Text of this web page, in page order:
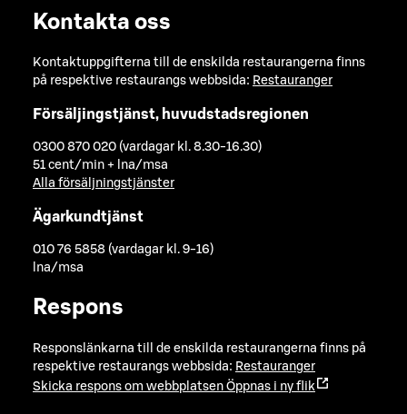
Kontakta oss
Kontaktuppgifterna till de enskilda restaurangerna finns
på respektive restaurangs webbsida: Restauranger
Försäljingstjänst, huvudstadsregionen
0300 870 020 (vardagar kl. 8.30-16.30)
51 cent/min + lna/msa
Alla försäljningstjänster
Ägarkundtjänst
010 76 5858 (vardagar kl. 9-16)
lna/msa
Respons
Responslänkarna till de enskilda restaurangerna finns på
respektive restaurangs webbsida: Restauranger
Skicka respons om webbplatsen Öppnas i ny flik